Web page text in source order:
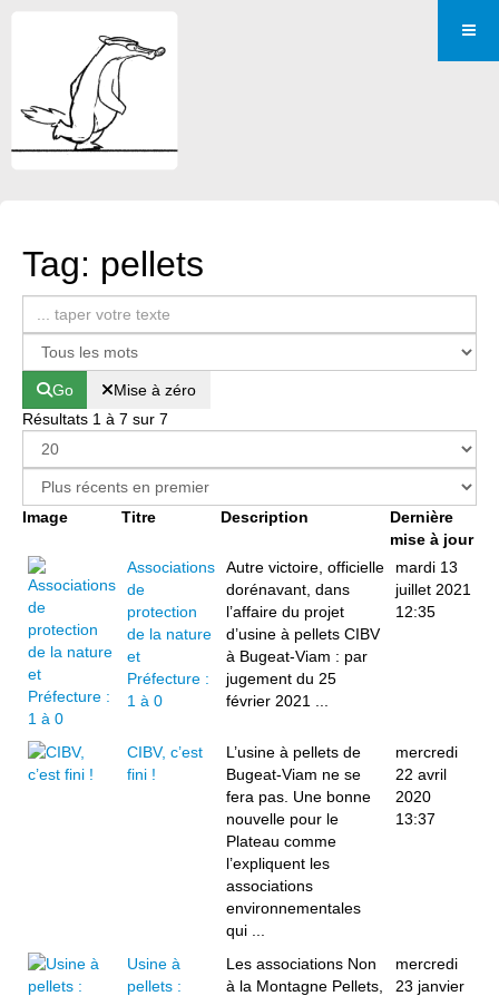
Tag: pellets
Go
Mise à zéro
Résultats 1 à 7 sur 7
Image Titre Description
Dernière
mise à jour
Associations
de
protection
de la nature
et
Préfecture :
1 à 0
Autre victoire, officielle
dorénavant, dans
l’affaire du projet
d’usine à pellets CIBV
à Bugeat-Viam : par
jugement du 25
février 2021 ...
mardi 13
juillet 2021
12:35
CIBV, c’est
fini !
L’usine à pellets de
Bugeat-Viam ne se
fera pas. Une bonne
nouvelle pour le
Plateau comme
l’expliquent les
associations
environnementales
qui ...
mercredi
22 avril
2020
13:37
Usine à
pellets :
Les associations Non
à la Montagne Pellets,
mercredi
23 janvier